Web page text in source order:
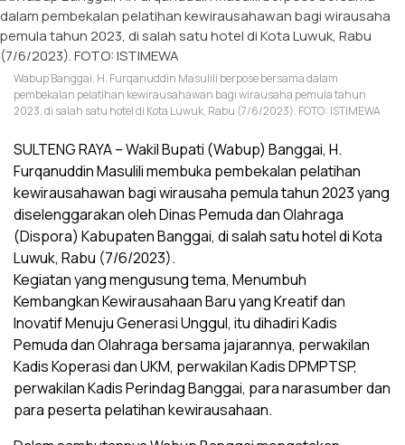
Wabup Banggai, H. Furqanuddin Masulili berpose bersama dalam
pembekalan pelatihan kewirausahawan bagi wirausaha pemula tahun
2023, di salah satu hotel di Kota Luwuk, Rabu (7/6/2023). FOTO: ISTIMEWA
SULTENG RAYA – Wakil Bupati (Wabup) Banggai, H.
Furqanuddin Masulili membuka pembekalan pelatihan
kewirausahawan bagi wirausaha pemula tahun 2023 yang
diselenggarakan oleh Dinas Pemuda dan Olahraga
(Dispora) Kabupaten Banggai, di salah satu hotel di Kota
Luwuk, Rabu (7/6/2023).
Kegiatan yang mengusung tema, Menumbuh
Kembangkan Kewirausahaan Baru yang Kreatif dan
Inovatif Menuju Generasi Unggul, itu dihadiri Kadis
Pemuda dan Olahraga bersama jajarannya, perwakilan
Kadis Koperasi dan UKM, perwakilan Kadis DPMPTSP,
perwakilan Kadis Perindag Banggai, para narasumber dan
para peserta pelatihan kewirausahaan.